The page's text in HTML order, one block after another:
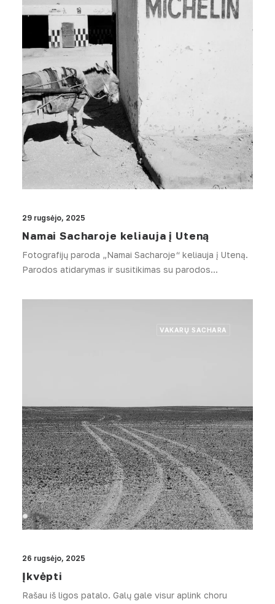
29 rugsėjo, 2025
Namai Sacharoje keliauja į Uteną
Fotografijų paroda „Namai Sacharoje“ keliauja į Uteną.
Parodos atidarymas ir susitikimas su parodos…
VAKARŲ SACHARA
26 rugsėjo, 2025
Įkvėpti
Rašau iš ligos patalo. Galų gale visur aplink choru